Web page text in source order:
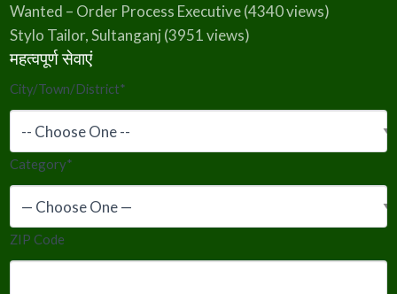
Wanted – Order Process Executive(4340 views)
Stylo Tailor, Sultanganj (3951 views)
महत्वपूर्ण सेवाएं
City/Town/District*
Category*
ZIP Code